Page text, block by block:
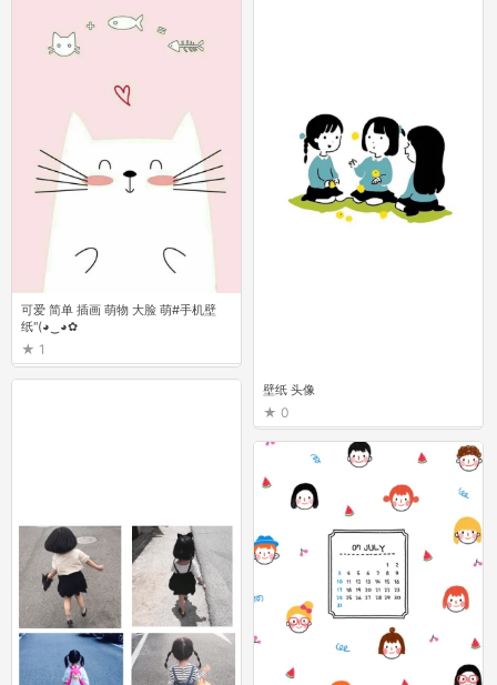
可爱 简单 插画 萌物 大脸 萌#手机壁
纸"(◕‿◕✿
1
壁纸 头像
0